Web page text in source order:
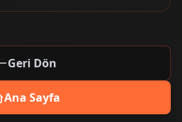
Geri Dön
Ana Sayfa